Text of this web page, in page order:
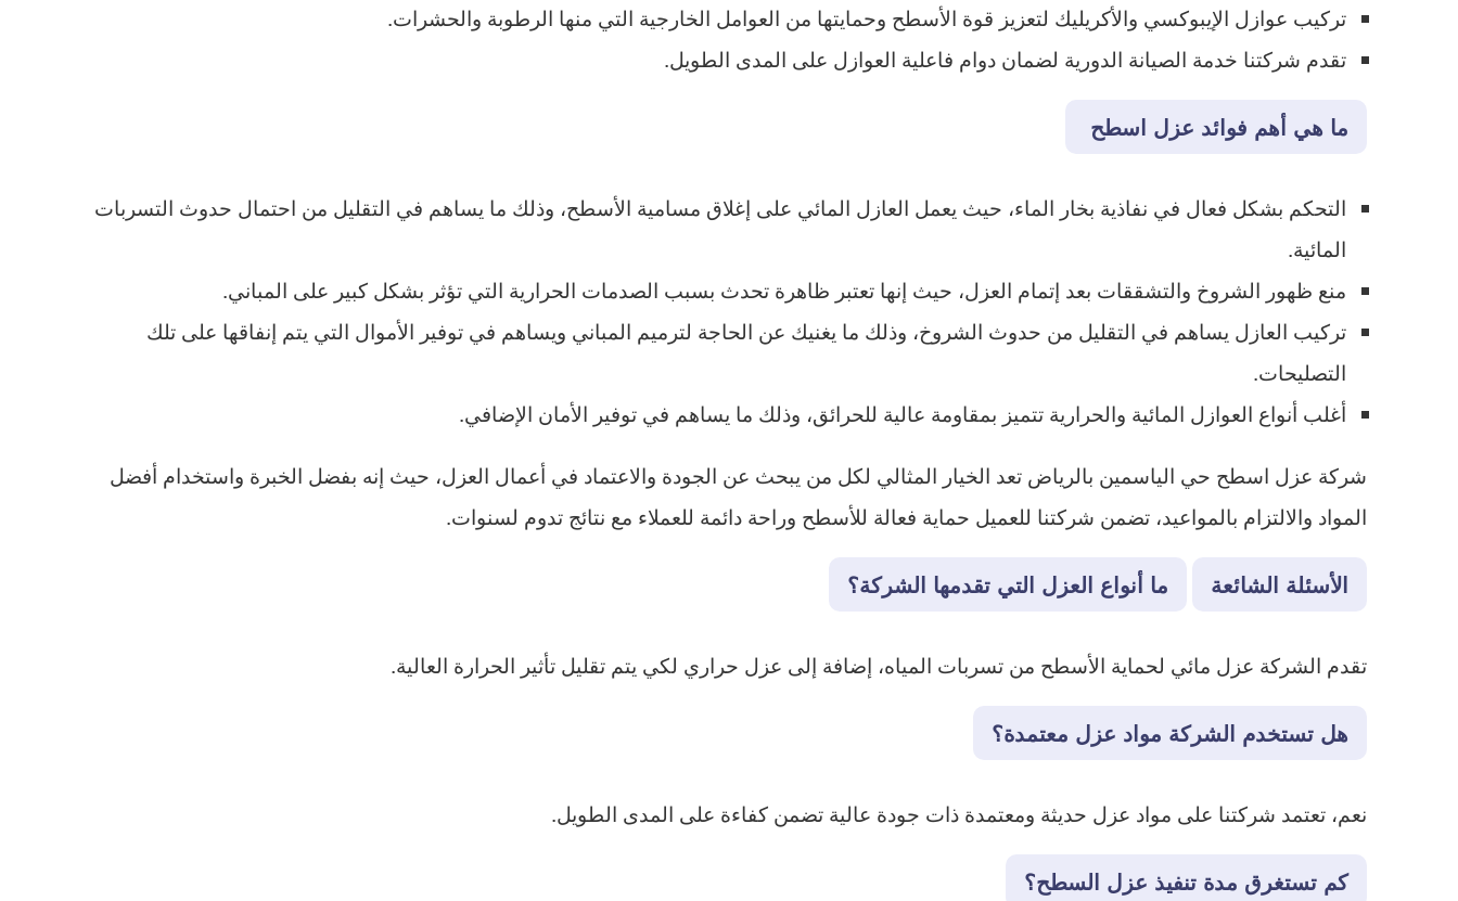
تركيب عوازل الإيبوكسي والأكريليك لتعزيز قوة الأسطح وحمايتها من العوامل الخارجية التي منها الرطوبة والحشرات.
تقدم شركتنا خدمة الصيانة الدورية لضمان دوام فاعلية العوازل على المدى الطويل.
ما هي أهم فوائد عزل اسطح
التحكم بشكل فعال في نفاذية بخار الماء، حيث يعمل العازل المائي على إغلاق مسامية الأسطح، وذلك ما يساهم في التقليل من احتمال حدوث التسربات
المائية.
منع ظهور الشروخ والتشققات بعد إتمام العزل، حيث إنها تعتبر ظاهرة تحدث بسبب الصدمات الحرارية التي تؤثر بشكل كبير على المباني.
تركيب العازل يساهم في التقليل من حدوث الشروخ، وذلك ما يغنيك عن الحاجة لترميم المباني ويساهم في توفير الأموال التي يتم إنفاقها على تلك
التصليحات.
أغلب أنواع العوازل المائية والحرارية تتميز بمقاومة عالية للحرائق، وذلك ما يساهم في توفير الأمان الإضافي.
شركة عزل اسطح حي الياسمين بالرياض تعد الخيار المثالي لكل من يبحث عن الجودة والاعتماد في أعمال العزل، حيث إنه بفضل الخبرة واستخدام أفضل
المواد والالتزام بالمواعيد، تضمن شركتنا للعميل حماية فعالة للأسطح وراحة دائمة للعملاء مع نتائج تدوم لسنوات.
الأسئلة الشائعة ما أنواع العزل التي تقدمها الشركة؟
تقدم الشركة عزل مائي لحماية الأسطح من تسربات المياه، إضافة إلى عزل حراري لكي يتم تقليل تأثير الحرارة العالية.
هل تستخدم الشركة مواد عزل معتمدة؟
نعم، تعتمد شركتنا على مواد عزل حديثة ومعتمدة ذات جودة عالية تضمن كفاءة على المدى الطويل.
كم تستغرق مدة تنفيذ عزل السطح؟